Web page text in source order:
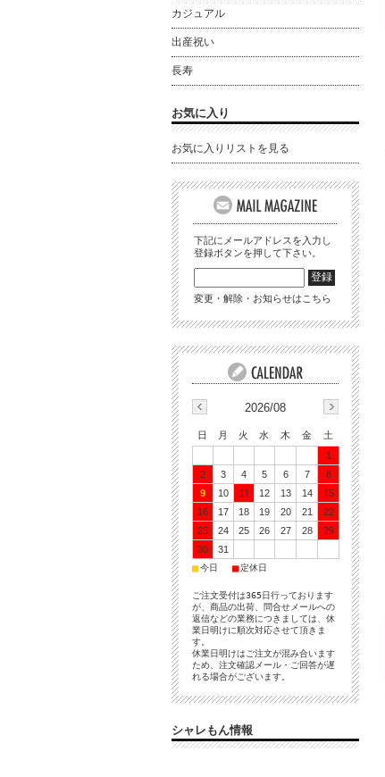
カジュアル
出産祝い
長寿
お気に入り
お気に入りリストを見る
下記にメールアドレスを入力し
登録ボタンを押して下さい。
変更・解除・お知らせはこちら
2026/08
日 月 火 水 木 金
土
1
2
3 4 5 6 7
8
9
10 11 12 13 14
15
16
17 18 19 20 21
22
23
24 25 26 27 28
29
30
31
■今日 ■定休日
ご注文受付は365日行っております
が、商品の出荷、問合せメールへの
返信などの業務につきましては、休
業日明けに順次対応させて頂きま
す。
休業日明けはご注文が混み合います
ため、注文確認メール・ご回答が遅
れる場合がございます。
シャレもん情報